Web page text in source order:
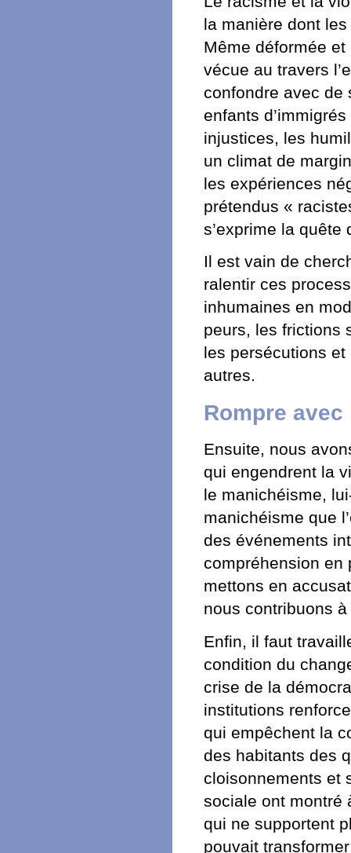
la manière dont
Même déformée
vécue au travers
confondre avec de
enfants
injustices, les
un climat de
les expériences
prétendus «
s’exprime la
Il est vain de
ralentir ces
inhumaines en
peurs, les frictions
les persécutions
autres.
Rompre
Ensuite, nous
qui engendrent la
le manichéisme,
manichéisme que
des événements
compréhension en
mettons en
nous contribuons
Enfin, il faut
condition du
crise de la
institutions
qui empêchent la
des habitants des
cloisonnements et
sociale ont montré
qui ne supportent
pouvait